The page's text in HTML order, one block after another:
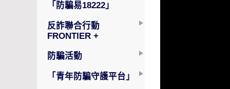
「防騙易18222」
反詐聯合行動
FRONTIER +
防騙活動
「青年防騙守護平台」